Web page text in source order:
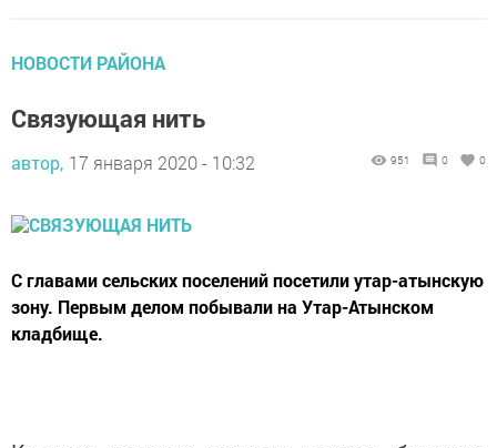
Связующая нить
зону. Первым делом побывали на Утар-Атынском
кладбище.